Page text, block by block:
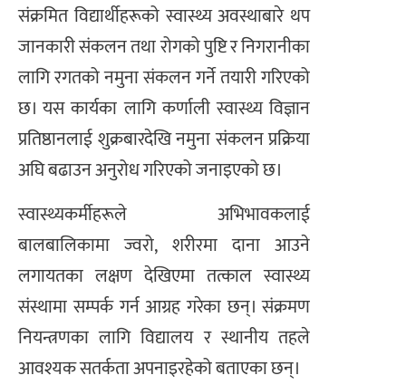
संक्रमित विद्यार्थीहरूको स्वास्थ्य अवस्थाबारे थप
जानकारी संकलन तथा रोगको पुष्टि र निगरानीका
लागि रगतको नमुना संकलन गर्ने तयारी गरिएको
छ। यस कार्यका लागि कर्णाली स्वास्थ्य विज्ञान
प्रतिष्ठानलाई शुक्रबारदेखि नमुना संकलन प्रक्रिया
अघि बढाउन अनुरोध गरिएको जनाइएको छ।
स्वास्थ्यकर्मीहरूले अभिभावकलाई
बालबालिकामा ज्वरो, शरीरमा दाना आउने
लगायतका लक्षण देखिएमा तत्काल स्वास्थ्य
संस्थामा सम्पर्क गर्न आग्रह गरेका छन्। संक्रमण
नियन्त्रणका लागि विद्यालय र स्थानीय तहले
आवश्यक सतर्कता अपनाइरहेको बताएका छन्।